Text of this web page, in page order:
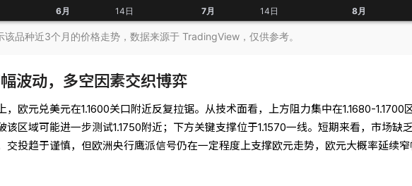
该品种近3个月的价格走势，数据来源于 TradingView，仅供参考。
波动，多空因素交织博弈
，欧元兑美元在1.1600关口附近反复拉锯。从技术面看，上方阻力集中在1.1680-1.1700
该区域可能进一步测试1.1750附近；下方关键支撑位于1.1570一线。短期来看，市场缺
交投趋于谨慎，但欧洲央行鹰派信号仍在一定程度上支撑欧元走势，欧元大概率延续